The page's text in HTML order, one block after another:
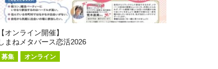
【オンライン開催】
まねメタバース恋活2026
募集 オンライン